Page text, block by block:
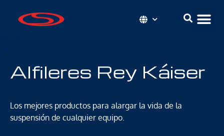
Alfileres Rey Káiser
Los mejores productos para alargar la vida de la
suspensión de cualquier equipo.